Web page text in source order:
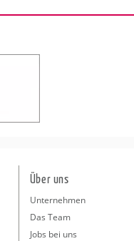
Über uns
Unternehmen
Das Team
Jobs bei uns